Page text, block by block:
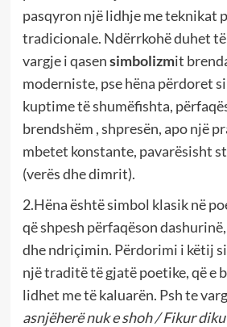
pasqyron një lidhje me teknikat
tradicionale. Ndërrkohë duhet
vargje i qasensimbolizmit
moderniste, pse hëna përdoret
kuptime të shumëfishta,
brendshëm , shpresën, apo një
mbetet konstante, pavarësisht
(verës dhe dimrit).
2.Hëna është simbol klasik në
që shpesh përfaqëson
dhe ndriçimin. Përdorimi i këtij
një traditë të gjatë poetike, që e
lidhet me të kaluarën. Psh te
asnjëherë nuk e shoh / Fikur